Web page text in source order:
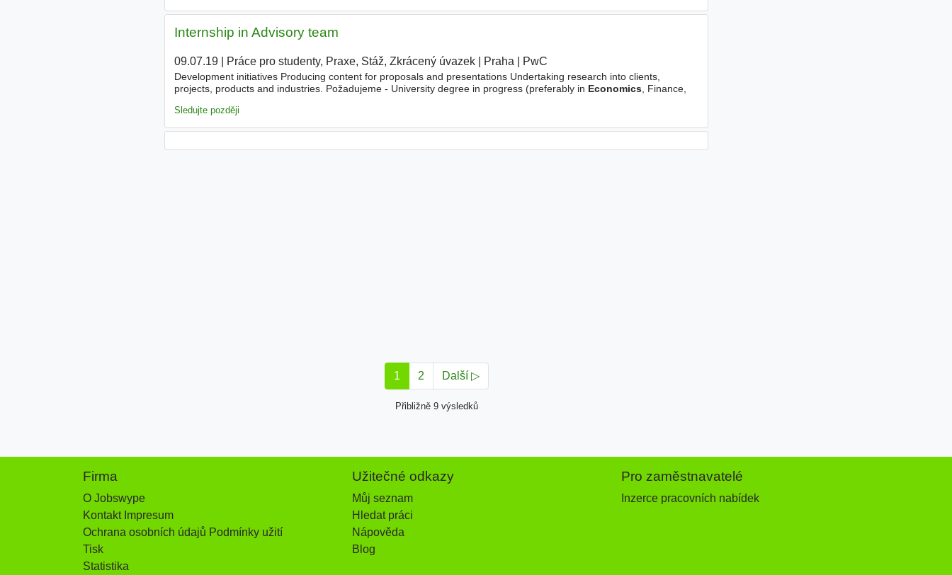
Internship in Advisory team
09.07.19| Práce pro studenty, Praxe, Stáž, Zkrácený úvazek| Praha PwC
Development initiatives Producing content for proposals and presentations Undertaking research into clients,
projects, products and industries. Požadujeme - University degree in progress (preferably in Economics, Finance,
Sledujte později
1 2 Další ▷
Přibližně 9 výsledků
Firma
O Jobswype
Kontakt Impresum
Ochrana osobních údajů Podmínky užití
Tisk
Statistika
Užitečné odkazy
Můj seznam
Hledat práci
Nápověda
Blog
Pro zaměstnavatelé
Inzerce pracovních nabídek